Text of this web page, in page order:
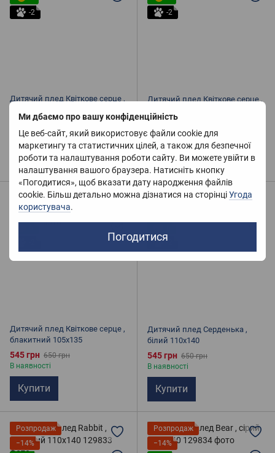
Ми дбаємо про вашу конфіденційність
Це веб-сайт, який використовує файли cookie для
маркетингу та статистичних цілей, а також для безпечної
роботи та налаштування роботи сайту. Ви можете увійти в
налаштування вашого браузера. Натисніть кнопку
«Погодитися», щоб вказати дату народження файлів
cookie. Більш детально можна дізнатися на сторінціУгода
користувача.
Погодитися
-2
Дитячий плед Квіткове серце ,
В наявності
Купити
-2
Дитячий плед Квіткове серце ,
В наявності
Купити
Розпродаж
−16%
Дитячий плед Квіткове серце ,
блакитний 105х135
545 грн 650 грн
В наявності
Купити
Розпродаж
-2
Дитячий плед Серденька ,
білий 110х140
545 грн 650 грн
В наявності
Купити
Розпродаж
−14%
Розпродаж
−14%